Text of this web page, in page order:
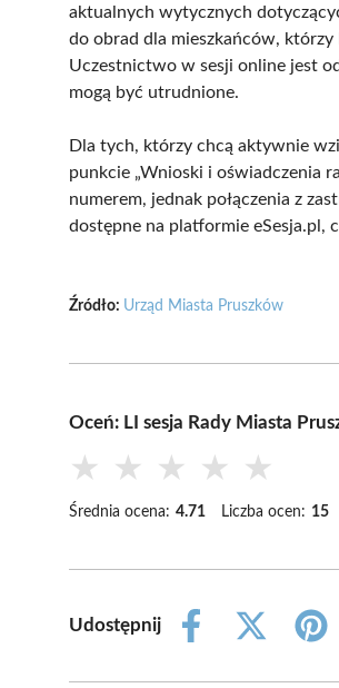
aktualnych wytycznych
do obrad dla mieszkańców, którzy
Uczestnictwo w sesji online jest
mogą być utrudnione.
Dla tych, którzy chcą aktywnie
punkcie „Wnioski i oświadczenia
numerem, jednak połączenia z
dostępne na platformie eSesja.pl,
Źródło: Urząd Miasta Pruszków
Oceń: LI sesja Rady Miasta
★ ★ ★ ★ ★
Średnia ocena: 4.71 Liczba ocen: 15
Udostępnij
Share
Share